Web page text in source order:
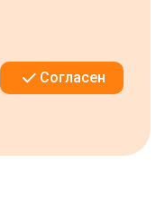
Согласен